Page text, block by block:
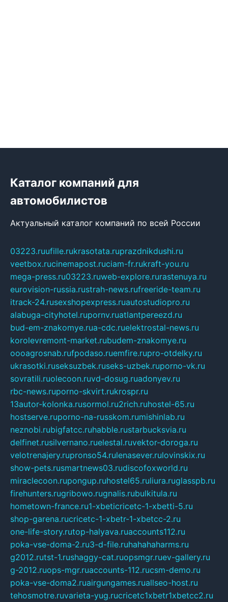
Каталог компаний для
автомобилистов
Актуальный каталог компаний по всей России
03223.ruufille.rukrasotata.ruprazdnikdushi.ru
veetbox.rucinemapost.ruciam-fr.rukraft-you.ru
mega-press.ru03223.ruweb-explore.rurastenuya.ru
eurovision-russia.rustrah-news.rufreeride-team.ru
itrack-24.rusexshopexpress.ruautostudiopro.ru
alabuga-cityhotel.rupornv.ruatlantpereezd.ru
bud-em-znakomye.rua-cdc.ruelektrostal-news.ru
korolevremont-market.rubudem-znakomye.ru
oooagrosnab.rufpodaso.ruemfire.rupro-otdelky.ru
ukrasotki.ruseksuzbek.ruseks-uzbek.ruporno-vk.ru
sovratili.ruolecoon.ruvd-dosug.ruadonyev.ru
rbc-news.ruporno-skvirt.rukrospr.ru
13autor-kolonka.rusormol.ru2rich.ruhostel-65.ru
hostserve.ruporno-na-russkom.rumishinlab.ru
neznobi.rubigfatcc.ruhabble.rustarbucksvia.ru
delfinet.rusilvernano.ruelestal.ruvektor-doroga.ru
velotrenajery.rupronso54.rulenasever.rulovinskix.ru
show-pets.rusmartnews03.rudiscofoxworld.ru
miraclecoon.rupongup.ruhostel65.ruliura.ruglasspb.ru
firehunters.rugribowo.rugnalis.rubulkitula.ru
hometown-france.ru1-xbeticricetc-1-xbetti-5.ru
shop-garena.rucricetc-1-xbetr-1-xbetcc-2.ru
one-life-story.rutop-halyava.ruaccounts112.ru
poka-vse-doma-2.ru3-d-file.ruhahahaharms.ru
g2012.rutst-1.rushaggy-cat.ruopsmgr.ruev-gallery.ru
g-2012.ruops-mgr.ruaccounts-112.rucsm-demo.ru
poka-vse-doma2.ruairgungames.ruallseo-host.ru
tehosmotre.ruvarieta-yug.rucricetc1xbetr1xbetcc2.ru